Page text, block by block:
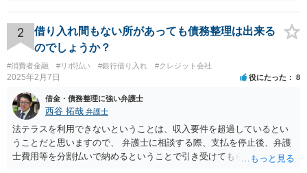
2
借り入れ間もない所があっても債務整理は出来る
のでしょうか？
#消費者金融 #リボ払い #銀行借り入れ #クレジット会社
2025年2月7日 役にたった 8
借金・債務整理に強い弁護士
西谷 拓哉 弁護士
法テラスを利用できないということは、収入要件を超過しているとい
うことだと思いますので、 弁護士に相談する際、支払を停止後、弁護
士費用等を分割払いで納めるということで引き受けてもらえないか確